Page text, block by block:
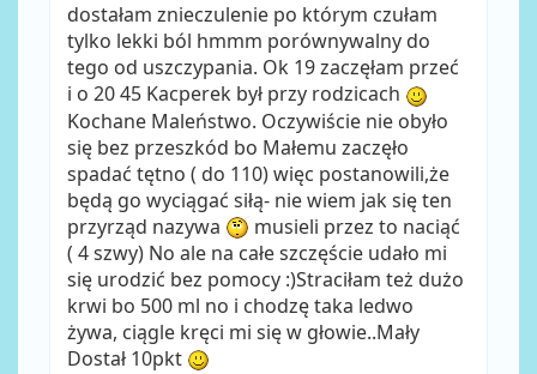
dostałam znieczulenie po którym czułam
tylko lekki ból hmmm porównywalny do
tego od uszczypania. Ok 19 zaczęłam przeć
i o 20 45 Kacperek był przy rodzicach
Kochane Maleństwo. Oczywiście nie obyło
się bez przeszkód bo Małemu zaczęło
spadać tętno ( do 110) więc postanowili,że
będą go wyciągać siłą- nie wiem jak się ten
przyrząd nazywa
musieli przez to naciąć
( 4 szwy) No ale na całe szczęście udało mi
się urodzić bez pomocy :)Straciłam też dużo
krwi bo 500 ml no i chodzę taka ledwo
żywa, ciągle kręci mi się w głowie..Mały
Dostał 10pkt